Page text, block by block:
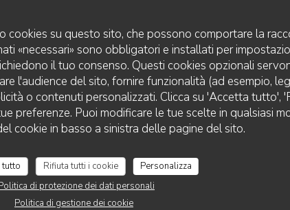
cookies su questo sito, che possono comportare la
«necessari» sono obbligatori e installati per
il tuo consenso. Questi cookies opzionali
l'audience del sito, fornire funzionalità (ad esempio,
o contenuti personalizzati. Clicca su 'Accetta tutto',
preferenze. Puoi modificare le tue scelte in qualsiasi
cookie in basso a sinistra delle pagine del sito.
tutto Rifiuta tutti i cookie
Personalizza
di protezione dei dati personali
Politica di gestione dei cookie
:5/5 Atmosfera:5/5 Cucina:5/5 Qualità / Prezzo:4 /5
:4 /5 Atmosfera:5/5 Cucina:5/5 Qualità / Prezzo